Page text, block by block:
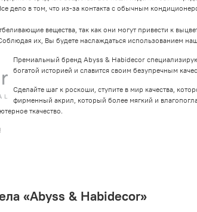
в том, что из-за контакта с обычным
вещества, так как они могут привести к
их, Вы будете наслаждаться использованием
Премиальный бренд Abyss & Habidecor
богатой историей и славится своим безупречным
Сделайте шаг к роскоши, ступите в мир качества,
фирменный акрил, который более мягкий и
ткачество.
«Abyss & Habidecor»